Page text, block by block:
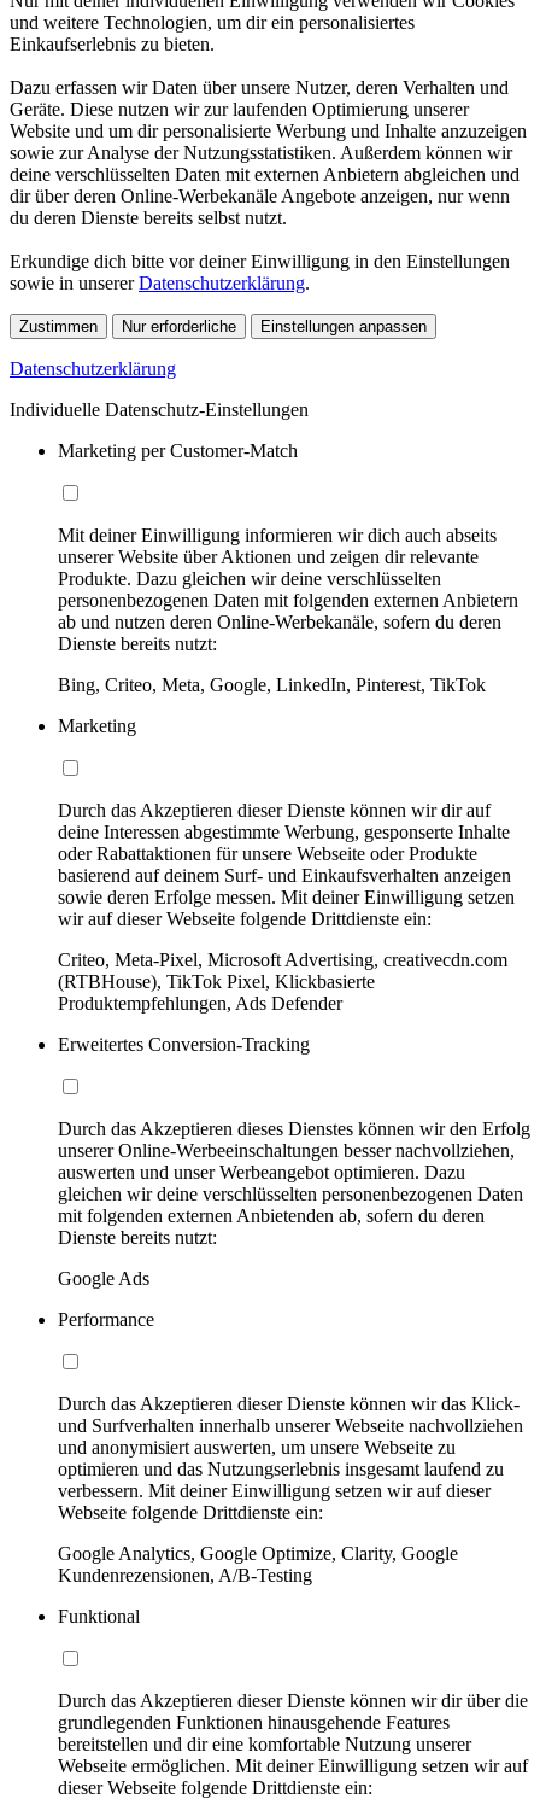
und weitere Technologien, um dir ein personalisiertes
Einkaufserlebnis zu bieten.
Dazu erfassen wir Daten über unsere Nutzer, deren Verhalten und
Geräte. Diese nutzen wir zur laufenden Optimierung unserer
Website und um dir personalisierte Werbung und Inhalte anzuzeigen
sowie zur Analyse der Nutzungsstatistiken. Außerdem können wir
deine verschlüsselten Daten mit externen Anbietern abgleichen und
dir über deren Online-Werbekanäle Angebote anzeigen, nur wenn
du deren Dienste bereits selbst nutzt.
Erkundige dich bitte vor deiner Einwilligung in den Einstellungen
sowie in unsererDatenschutzerklärung.
Zustimmen Nur erforderliche Einstellungen anpassen
Datenschutzerklärung
Individuelle Datenschutz-Einstellungen
Marketing per Customer-Match
Mit deiner Einwilligung informieren wir dich auch abseits
unserer Website über Aktionen und zeigen dir relevante
Produkte. Dazu gleichen wir deine verschlüsselten
personenbezogenen Daten mit folgenden externen Anbietern
ab und nutzen deren Online-Werbekanäle, sofern du deren
Dienste bereits nutzt:
Bing, Criteo, Meta, Google, LinkedIn, Pinterest, TikTok
Marketing
Durch das Akzeptieren dieser Dienste können wir dir auf
deine Interessen abgestimmte Werbung, gesponserte Inhalte
oder Rabattaktionen für unsere Webseite oder Produkte
basierend auf deinem Surf- und Einkaufsverhalten anzeigen
sowie deren Erfolge messen. Mit deiner Einwilligung setzen
wir auf dieser Webseite folgende Drittdienste ein:
Criteo, Meta-Pixel, Microsoft Advertising, creativecdn.com
(RTBHouse), TikTok Pixel, Klickbasierte
Produktempfehlungen, Ads Defender
Erweitertes Conversion-Tracking
Durch das Akzeptieren dieses Dienstes können wir den Erfolg
unserer Online-Werbeeinschaltungen besser nachvollziehen,
auswerten und unser Werbeangebot optimieren. Dazu
gleichen wir deine verschlüsselten personenbezogenen Daten
mit folgenden externen Anbietenden ab, sofern du deren
Dienste bereits nutzt:
Google Ads
Performance
Durch das Akzeptieren dieser Dienste können wir das Klick-
und Surfverhalten innerhalb unserer Webseite nachvollziehen
und anonymisiert auswerten, um unsere Webseite zu
optimieren und das Nutzungserlebnis insgesamt laufend zu
verbessern. Mit deiner Einwilligung setzen wir auf dieser
Webseite folgende Drittdienste ein:
Google Analytics, Google Optimize, Clarity, Google
Kundenrezensionen, A/B-Testing
Funktional
Durch das Akzeptieren dieser Dienste können wir dir über die
grundlegenden Funktionen hinausgehende Features
bereitstellen und dir eine komfortable Nutzung unserer
Webseite ermöglichen. Mit deiner Einwilligung setzen wir auf
dieser Webseite folgende Drittdienste ein: